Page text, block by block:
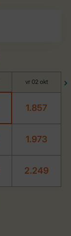
vr 02 okt
1.857
1.973
2.249